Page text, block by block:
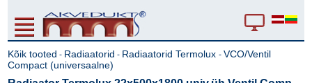
Kõik tooted - Radiaatorid - Radiaatorid Termolux-VCO/Ventil
Compact (universaalne)